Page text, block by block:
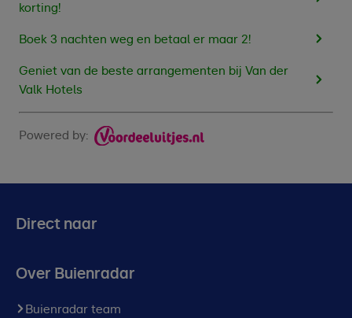
korting!
Boek 3 nachten weg en betaal er maar 2!
Geniet van de beste arrangementen bij Van der
Valk Hotels
Powered by:
Direct naar
Over Buienradar
Buienradar team